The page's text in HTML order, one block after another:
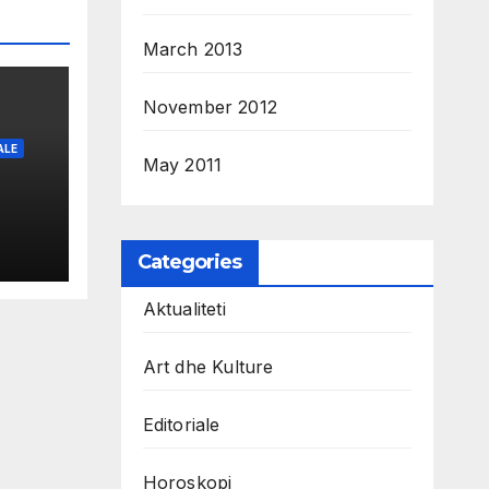
March 2013
November 2012
May 2011
Categories
Aktualiteti
Art dhe Kulture
Editoriale
Horoskopi